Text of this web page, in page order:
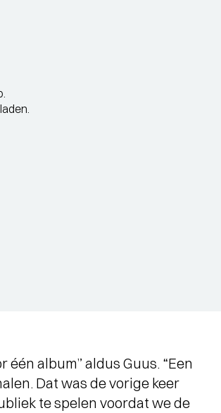
album” aldus Guus. “Een
Dat was de vorige keer
te spelen voordat we de